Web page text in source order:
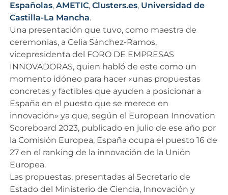
Españolas,AMETIC, Clusters.es, Universidad de
Castilla-La Mancha.
Una presentación que tuvo, como maestra de
ceremonias, a Celia Sánchez-Ramos,
vicepresidenta del FORO DE EMPRESAS
INNOVADORAS, quien habló de este como un
momento idóneo para hacer «unas propuestas
concretas y factibles que ayuden a posicionar a
España en el puesto que se merece en
innovación» ya que, según el European Innovation
Scoreboard 2023, publicado en julio de ese año por
la Comisión Europea, España ocupa el puesto 16 de
27 en el ranking de la innovación de la Unión
Europea.
Las propuestas, presentadas al Secretario de
Estado del Ministerio de Ciencia, Innovación y